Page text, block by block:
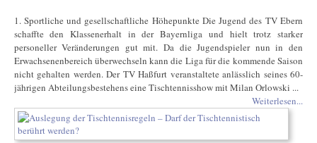
1. Sportliche und gesellschaftliche Höhepunkte Die Jugend des TV Ebern
schaffte den Klassenerhalt in der Bayernliga und hielt trotz starker
personeller Veränderungen gut mit. Da die Jugendspieler nun in den
Erwachsenenbereich überwechseln kann die Liga für die kommende Saison
nicht gehalten werden. Der TV Haßfurt veranstaltete anlässlich seines 60-
jährigen Abteilungsbestehens eine Tischtennisshow mit Milan Orlowski ...
Weiterlesen...